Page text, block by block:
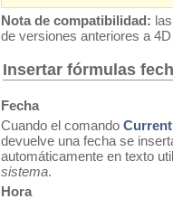
Nota de compatibilidad:
de versiones anteriores a
Insertar fórmulas
Fecha
Cuando el comando
devuelve una fecha se
automáticamente en texto
sistema.
Hora